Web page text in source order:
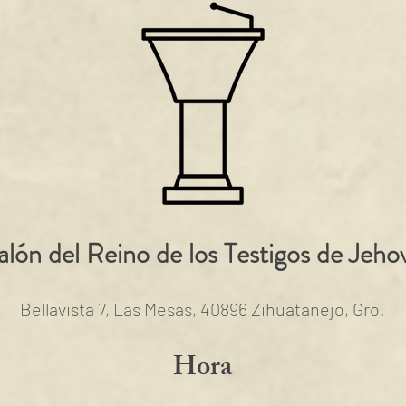
del Reino de los Testigos de
Bellavista 7, Las Mesas, 40896 Zihuatanejo, Gro.
Hora